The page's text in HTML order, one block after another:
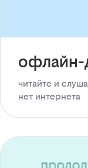
офлайн-
читайте и
нет интернета